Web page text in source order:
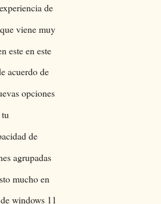
de
viene muy
este en este
acuerdo de
opciones
de
agrupadas
mucho en
windows 11